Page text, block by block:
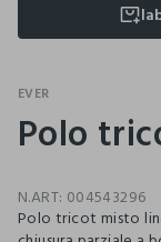
EVER
Polo
N.ART: 004543296
Polo tricot misto